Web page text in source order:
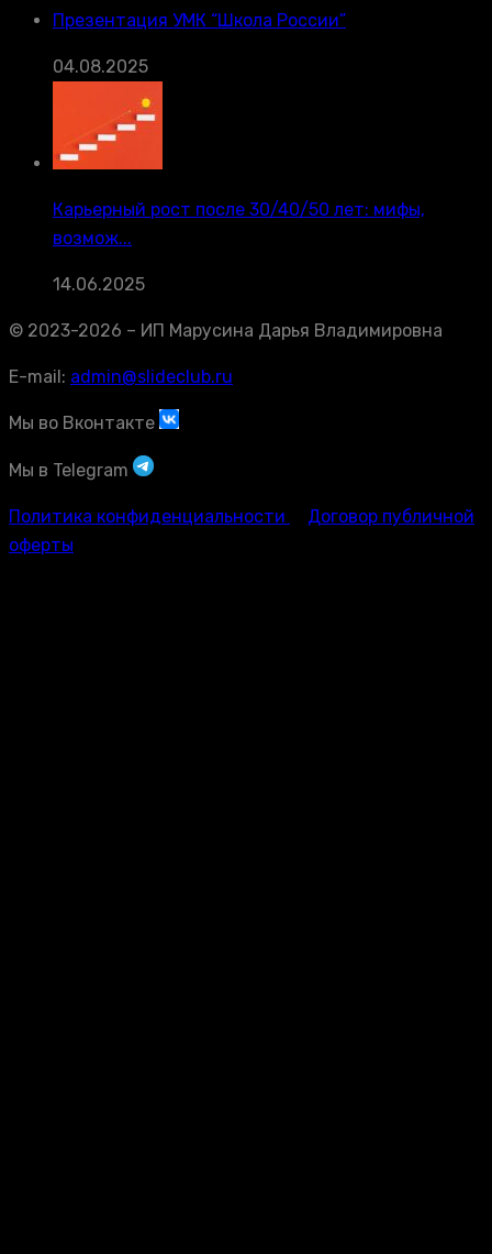
Презентация УМК “Школа России”
04.08.2025
Карьерный рост после 30/40/50 лет: мифы,
возмож...
14.06.2025
© 2023-2026 – ИП Марусина Дарья Владимировна
E-mail: admin@slideclub.ru
Мы во Вконтакте
Мы в Telegram
Политика конфиденциальности
Договор публичной
оферты